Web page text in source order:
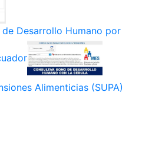
Desarrollo Humano por
Alimenticias (SUPA)